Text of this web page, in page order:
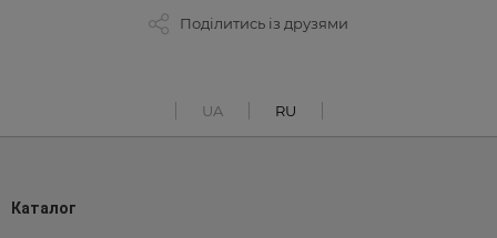
Поділитись із друзями
UA RU
Каталог